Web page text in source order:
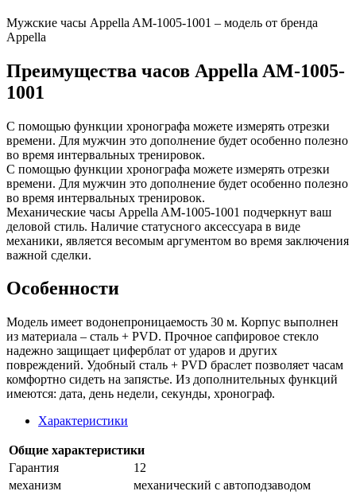
Мужские часы Appella AM-1005-1001 – модель от бренда
Appella
Преимущества часов Appella AM-1005-
1001
С помощью функции хронографа можете измерять отрезки
времени. Для мужчин это дополнение будет особенно полезно
во время интервальных тренировок.
С помощью функции хронографа можете измерять отрезки
времени. Для мужчин это дополнение будет особенно полезно
во время интервальных тренировок.
Механические часы Appella AM-1005-1001 подчеркнут ваш
деловой стиль. Наличие статусного аксессуара в виде
механики, является весомым аргументом во время заключения
важной сделки.
Особенности
Модель имеет водонепроницаемость 30 м. Корпус выполнен
из материала – сталь + PVD. Прочное сапфировое стекло
надежно защищает циферблат от ударов и других
повреждений. Удобный сталь + PVD браслет позволяет часам
комфортно сидеть на запястье. Из дополнительных функций
имеются: дата, день недели, секунды, хронограф.
Характеристики
Общие характеристики
Гарантия
12
механизм
механический с автоподзаводом